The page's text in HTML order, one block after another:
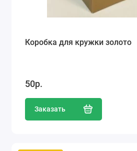
Коробка для кружки золото
50р.
Заказать